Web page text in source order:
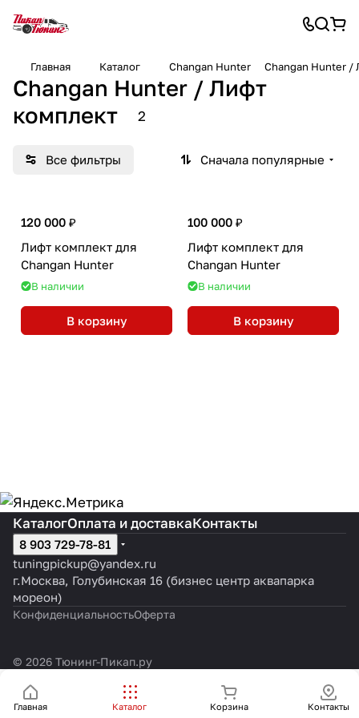
Главная Каталог Changan Hunter Changan Hunter /
Changan Hunter / Лифт
комплект
2
Все фильтры Сначала популярные
120 000 ₽
Лифт комплект для
Changan Hunter
В наличии
В корзину
100 000 ₽
Лифт комплект для
Changan Hunter
В наличии
В корзину
Главная Каталог Корзина Контакты
КаталогОплата и доставкаКонтакты
8 903 729-78-81
tuningpickup@yandex.ru
г.Москва, Голубинская 16 (бизнес центр аквапарка
мореон)
КонфиденциальностьОферта
© 2026 Тюнинг-Пикап.ру